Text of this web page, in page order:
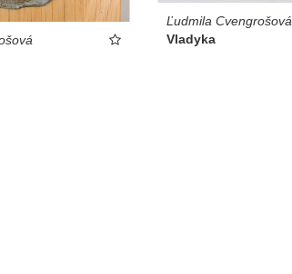
Ľudmila Cvengrošová
Vladyka